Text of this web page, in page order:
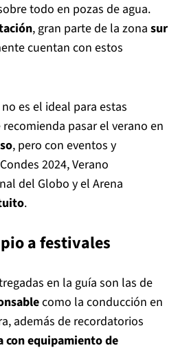
todo en pozas de agua.
, gran parte de la zona sur
cuentan con estos
es el ideal para estas
pasar el verano en
, pero con eventos y
2024, Verano
del Globo y el Arena
.
a festivales
en la guía son las de
como la conducción en
además de recordatorios
con equipamiento de